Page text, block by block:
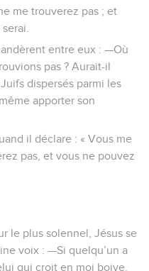
me trouverez pas ; et
entre eux : —Où
pas ? Aurait-il
dispersés parmi les
apporter son
il déclare : « Vous me
pas, et vous ne pouvez
le plus solennel, Jésus se
voix : —Si quelqu’un a
qui croit en moi boive.